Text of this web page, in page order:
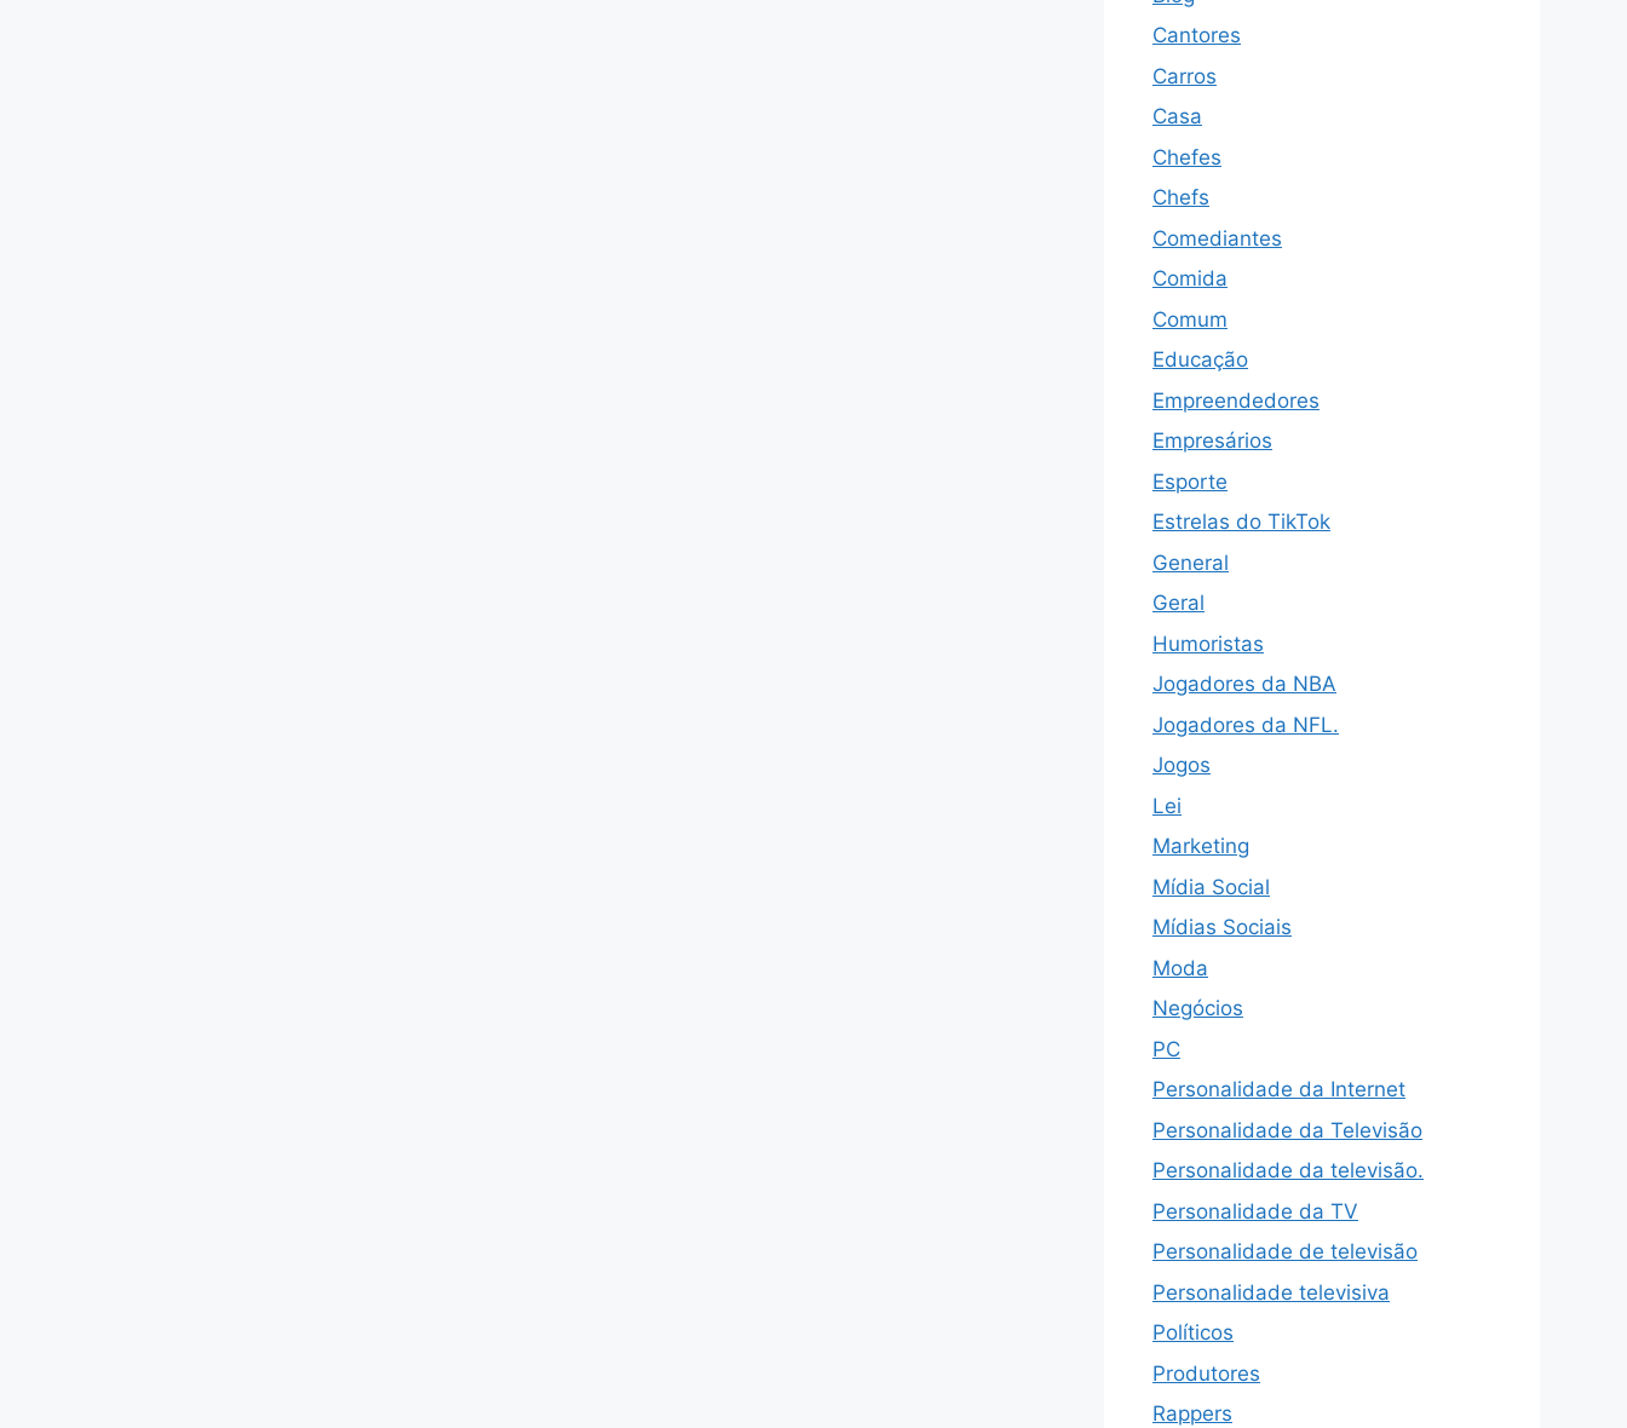
Cantores
Carros
Casa
Chefes
Chefs
Comediantes
Comida
Comum
Educação
Empreendedores
Empresários
Esporte
Estrelas do TikTok
General
Geral
Humoristas
Jogadores da NBA
Jogadores da NFL.
Jogos
Lei
Marketing
Mídia Social
Mídias Sociais
Moda
Negócios
PC
Personalidade da Internet
Personalidade da Televisão
Personalidade da televisão.
Personalidade da TV
Personalidade de televisão
Personalidade televisiva
Políticos
Produtores
Rappers